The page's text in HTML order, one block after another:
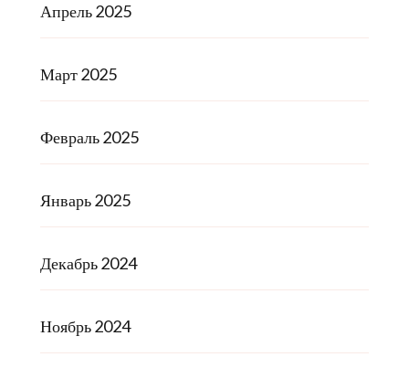
Апрель 2025
Март 2025
Февраль 2025
Январь 2025
Декабрь 2024
Ноябрь 2024